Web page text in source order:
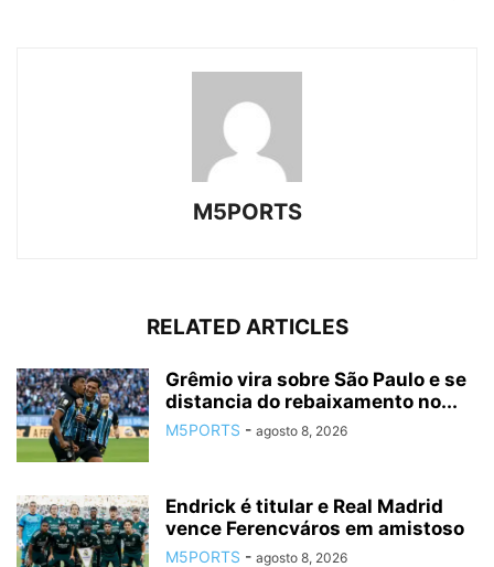
M5PORTS
RELATED ARTICLES
Grêmio vira sobre São Paulo e se
distancia do rebaixamento no...
M5PORTS - agosto 8, 2026
Endrick é titular e Real Madrid
vence Ferencváros em amistoso
M5PORTS - agosto 8, 2026